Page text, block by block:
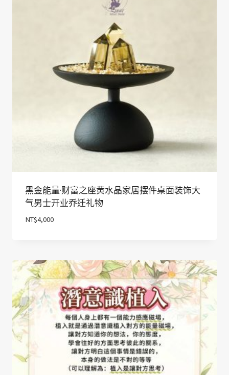
黑金能量·财富之座黄水晶家居摆件桌面装饰大
气男士开业乔迁礼物
NT$4,000